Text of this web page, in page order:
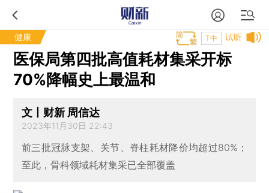
健康 试听
T中
医保局第四批高值耗材集采开标
70%降幅史上最温和
文丨财新 周信达
2023年11月30日 22:43
前三批冠脉支架、关节、脊柱耗材降价均超过80%；
至此，骨科领域耗材集采已全部覆盖